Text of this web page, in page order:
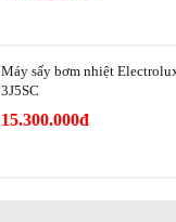
Bảng điều khiển
Lấy nước bên ngoài
Máy sấy bơm nhiệt
3J5SC
15.300.000đ